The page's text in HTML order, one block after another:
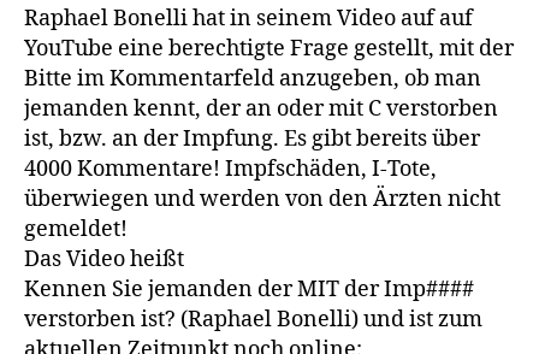
Raphael Bonelli hat in seinem Video auf auf
YouTube eine berechtigte Frage gestellt, mit der
Bitte im Kommentarfeld anzugeben, ob man
jemanden kennt, der an oder mit C verstorben
ist, bzw. an der Impfung. Es gibt bereits über
4000 Kommentare! Impfschäden, I-Tote,
überwiegen und werden von den Ärzten nicht
gemeldet!
Das Video heißt
Kennen Sie jemanden der MIT der Imp####
verstorben ist? (Raphael Bonelli) und ist zum